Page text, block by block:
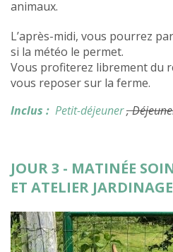
animaux.
L’après-midi, vous pourrez
si la météo le permet.
Vous profiterez librement du
vous reposer sur la ferme.
Inclus : Petit-déjeuner,
JOUR 3 - MATINÉE
ET ATELIER